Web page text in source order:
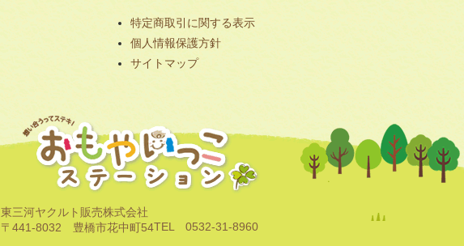
特定商取引に関する表示
個人情報保護方針
サイトマップ
東三河ヤクルト販売株式会社
〒441-8032 豊橋市花中町54TEL 0532-31-8960